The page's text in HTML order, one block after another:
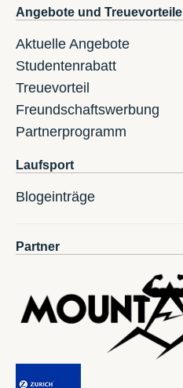
Angebote und Treuevorteile
Aktuelle Angebote
Studentenrabatt
Treuevorteil
Freundschaftswerbung
Partnerprogramm
Laufsport
Blogeinträge
Partner